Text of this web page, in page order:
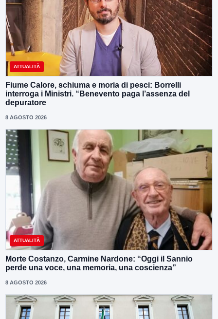
ATTUALITÀ
Fiume Calore, schiuma e moria di pesci: Borrelli
interroga i Ministri. “Benevento paga l’assenza del
depuratore
8 AGOSTO 2026
ATTUALITÀ
Morte Costanzo, Carmine Nardone: “Oggi il Sannio
perde una voce, una memoria, una coscienza”
8 AGOSTO 2026